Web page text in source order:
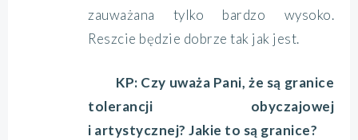
zauważana tylko bardzo wysoko.
Reszcie będzie dobrze tak jak jest.
KP: Czy uważa Pani, że są granice
tolerancji obyczajowej
i artystycznej? Jakie to są granice?